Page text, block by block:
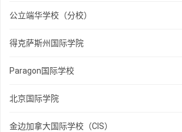
公立端华学校（分校）
得克萨斯州国际学院
Paragon国际学校
北京国际学院
金边加拿大国际学校（CIS）